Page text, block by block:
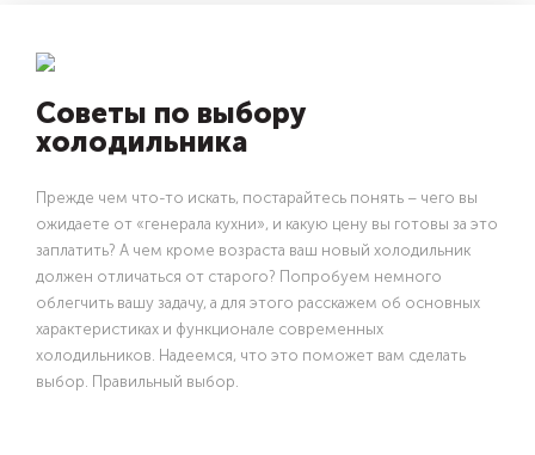
Советы по выбору
холодильника
Прежде чем что-то искать, постарайтесь понять – чего вы
ожидаете от «генерала кухни», и какую цену вы готовы за это
заплатить? А чем кроме возраста ваш новый холодильник
должен отличаться от старого? Попробуем немного
облегчить вашу задачу, а для этого расскажем об основных
характеристиках и функционале современных
холодильников. Надеемся, что это поможет вам сделать
выбор. Правильный выбор.